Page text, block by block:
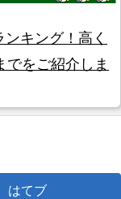
キング！高く
でをご紹介しま
はてブ